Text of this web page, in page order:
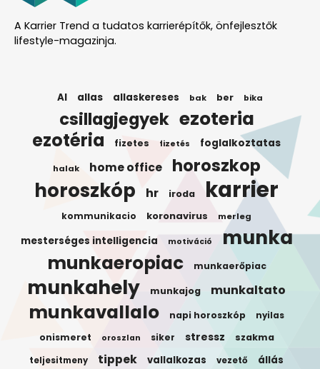
A Karrier Trend a tudatos karrierépítők, önfejlesztők
lifestyle-magazinja.
AI allas allaskereses bak ber bika
csillagjegyek ezoteria
ezotéria fizetes fizetés foglalkoztatas
halak home office horoszkop
horoszkóp hr iroda karrier
kommunikacio koronavirus merleg
mesterséges intelligencia motiváció munka
munkaeropiac munkaerőpiac
munkahely munkajog munkaltato
munkavallalo napi horoszkóp nyilas
onismeret oroszlan siker stressz szakma
teljesitmeny tippek vallalkozas vezető állás